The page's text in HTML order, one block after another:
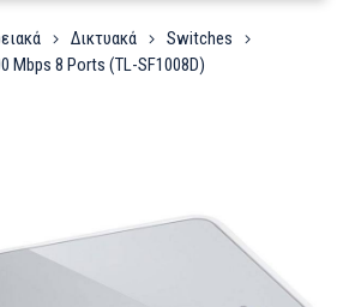
Δικτυακά
Switches
Mbps 8 Ports (TL-SF1008D)